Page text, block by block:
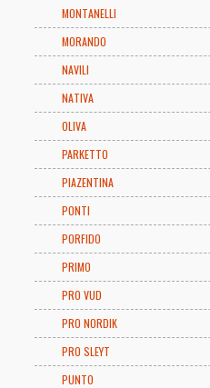
MONTANELLI
MORANDO
NAVILI
NATIVA
OLIVA
PARKETTO
PIAZENTINA
PONTI
PORFIDO
PRIMO
PRO VUD
PRO NORDIK
PRO SLEYT
PUNTO